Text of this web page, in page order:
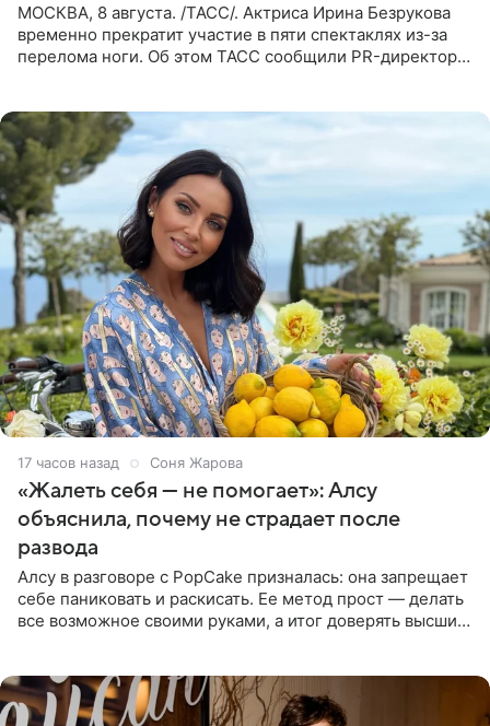
МОСКВА, 8 августа. /ТАСС/. Актриса Ирина Безрукова
временно прекратит участие в пяти спектаклях из-за
перелома ноги. Об этом ТАСС сообщили PR-директор
17 часов назад Соня Жарова
«Жалеть себя — не помогает»: Алсу
объяснила, почему не страдает после
развода
Алсу в разговоре с PopCake призналась: она запрещает
себе паниковать и раскисать. Ее метод прост — делать
все возможное своими руками, а итог доверять высшим